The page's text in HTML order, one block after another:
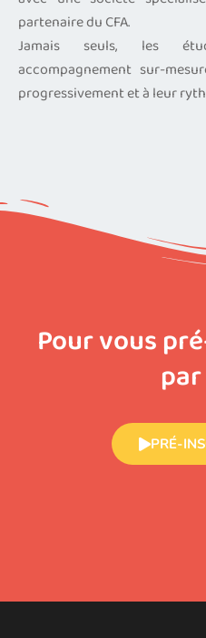
partenaire du CFA.
Jamais seuls, les
accompagnement sur-
progressivement et à leur
Pour vous
PRÉ-